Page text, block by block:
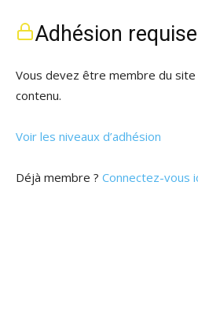
Adhésion requise
Vous devez être membre du site
contenu.
Voir les niveaux d’adhésion
Déjà membre ? Connectez-vous